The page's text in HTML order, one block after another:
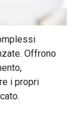
Offrono
i propri